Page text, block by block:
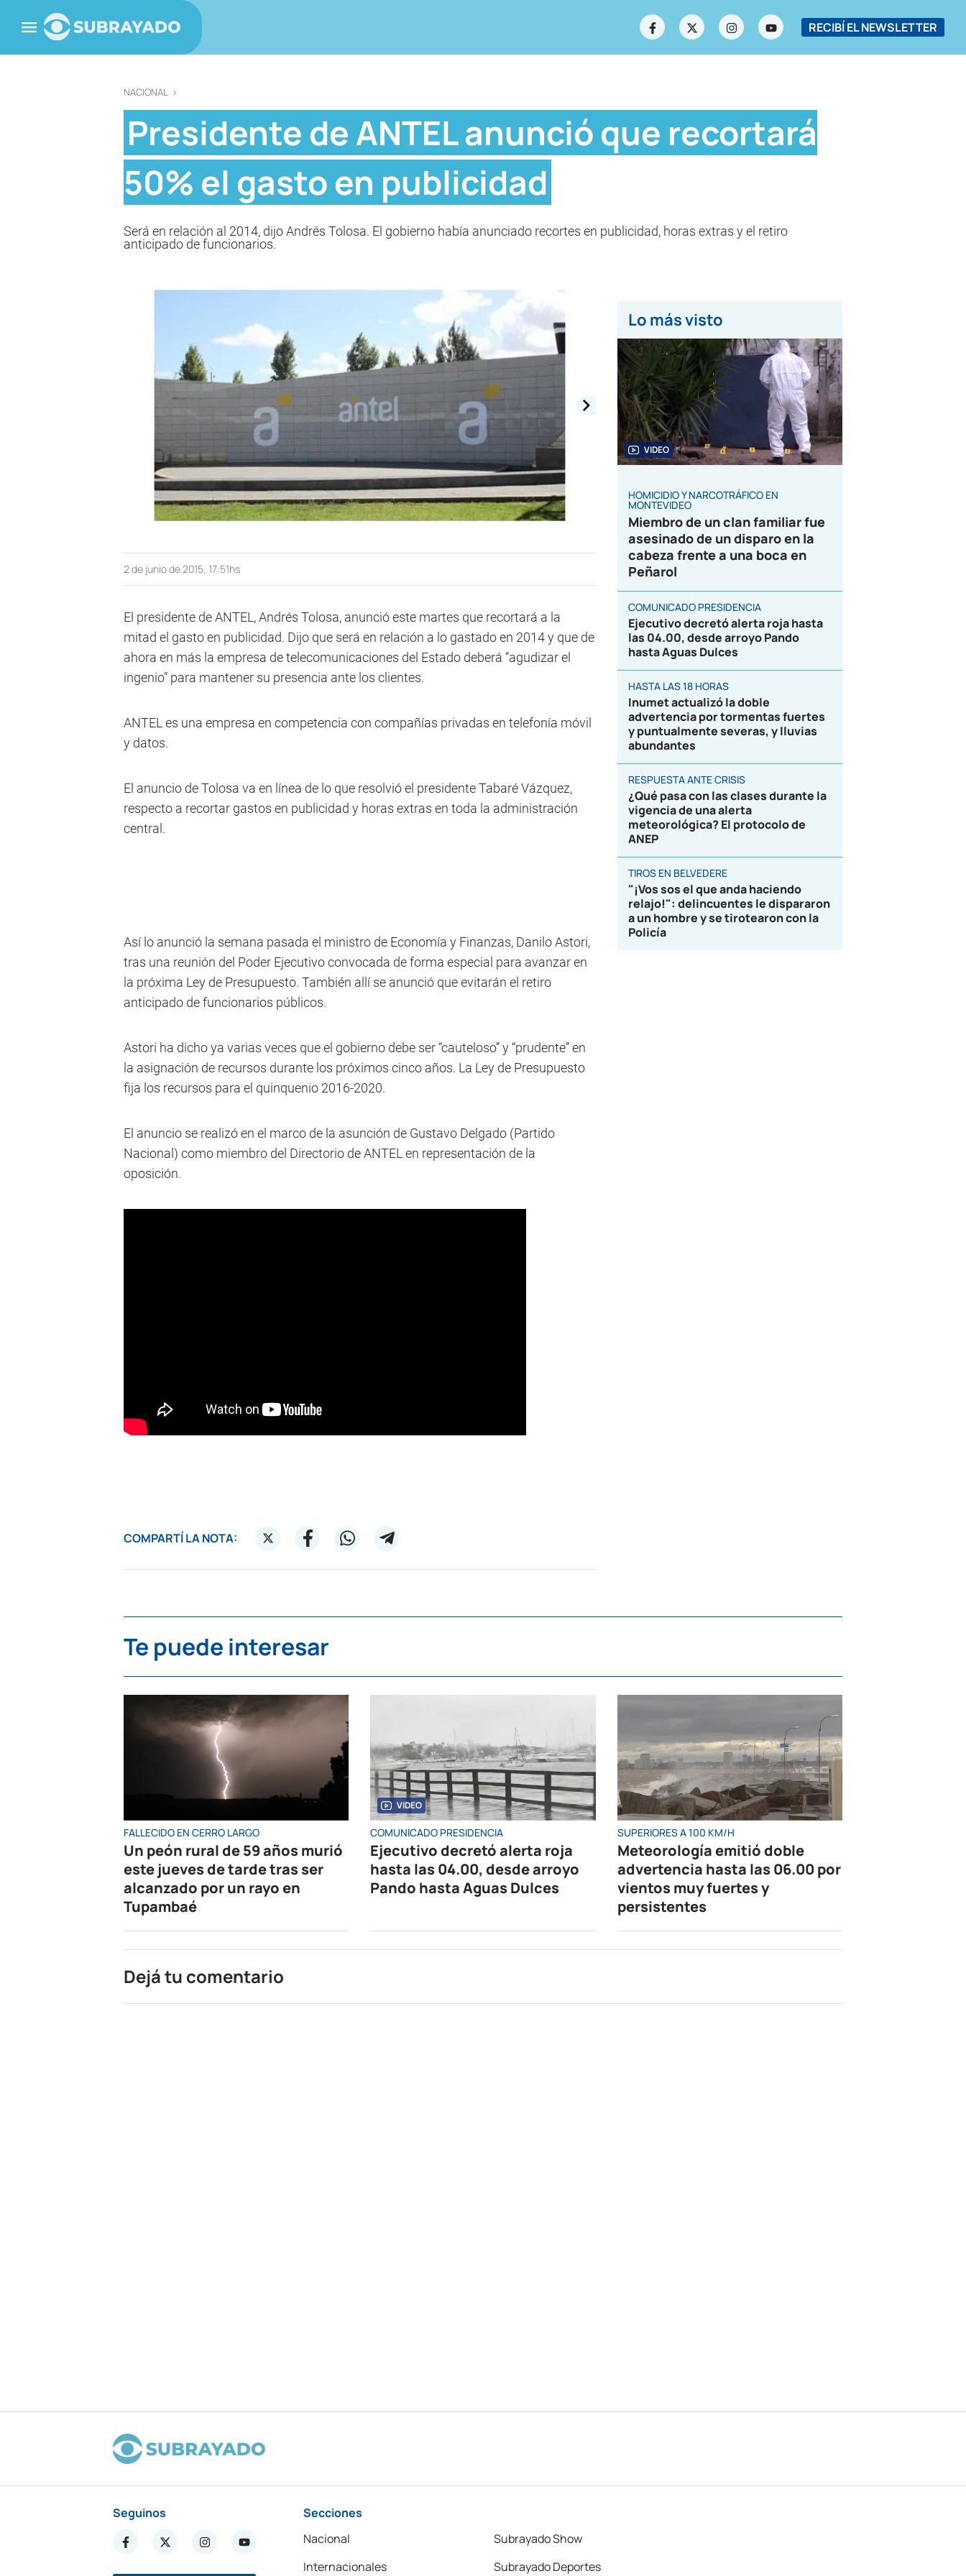
RECIBÍ EL NEWSLETTER
NACIONAL >
Presidente de ANTEL anunció que recortará
50% el gasto en publicidad
Será en relación al 2014, dijo Andrés Tolosa. El gobierno había anunciado recortes en publicidad, horas extras y el retiro
anticipado de funcionarios.
2 de junio de 2015, 17:51hs
El presidente de ANTEL, Andrés Tolosa, anunció este martes que recortará a la
mitad el gasto en publicidad. Dijo que será en relación a lo gastado en 2014 y que de
ahora en más la empresa de telecomunicaciones del Estado deberá “agudizar el
ingenio” para mantener su presencia ante los clientes.
ANTEL es una empresa en competencia con compañías privadas en telefonía móvil
y datos.
El anuncio de Tolosa va en línea de lo que resolvió el presidente Tabaré Vázquez,
respecto a recortar gastos en publicidad y horas extras en toda la administración
central.
Así lo anunció la semana pasada el ministro de Economía y Finanzas, Danilo Astori,
tras una reunión del Poder Ejecutivo convocada de forma especial para avanzar en
la próxima Ley de Presupuesto. También allí se anunció que evitarán el retiro
anticipado de funcionarios públicos.
Astori ha dicho ya varias veces que el gobierno debe ser “cauteloso” y “prudente” en
la asignación de recursos durante los próximos cinco años. La Ley de Presupuesto
fija los recursos para el quinquenio 2016-2020.
El anuncio se realizó en el marco de la asunción de Gustavo Delgado (Partido
Nacional) como miembro del Directorio de ANTEL en representación de la
oposición.
COMPARTÍ LA NOTA:
Lo más visto
VIDEO
HOMICIDIO Y NARCOTRÁFICO EN
MONTEVIDEO
Miembro de un clan familiar fue
asesinado de un disparo en la
cabeza frente a una boca en
Peñarol
COMUNICADO PRESIDENCIA
Ejecutivo decretó alerta roja hasta
las 04.00, desde arroyo Pando
hasta Aguas Dulces
HASTA LAS 18 HORAS
Inumet actualizó la doble
advertencia por tormentas fuertes
y puntualmente severas, y lluvias
abundantes
RESPUESTA ANTE CRISIS
¿Qué pasa con las clases durante la
vigencia de una alerta
meteorológica? El protocolo de
ANEP
TIROS EN BELVEDERE
"¡Vos sos el que anda haciendo
relajo!": delincuentes le dispararon
a un hombre y se tirotearon con la
Policía
Te puede interesar
FALLECIDO EN CERRO LARGO
Un peón rural de 59 años murió
este jueves de tarde tras ser
alcanzado por un rayo en
Tupambaé
VIDEO
COMUNICADO PRESIDENCIA
Ejecutivo decretó alerta roja
hasta las 04.00, desde arroyo
Pando hasta Aguas Dulces
SUPERIORES A 100 KM/H
Meteorología emitió doble
advertencia hasta las 06.00 por
vientos muy fuertes y
persistentes
Dejá tu comentario
Seguinos
Secciones
Nacional
Internacionales
Subrayado Show
Subrayado Deportes